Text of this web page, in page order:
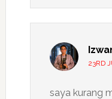
23RD
saya kurang